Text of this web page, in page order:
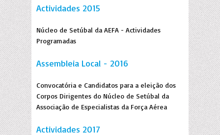
Actividades 2015
Núcleo de Setúbal da AEFA - Actividades
Programadas
Assembleia Local - 2016
Convocatória e Candidatos para a eleição dos
Corpos Dirigentes do Núcleo de Setúbal da
Associação de Especialistas da Força Aérea
Actividades 2017